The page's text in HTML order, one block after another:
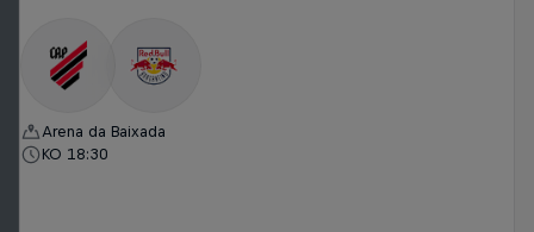
Arena da Baixada
KO 18:30